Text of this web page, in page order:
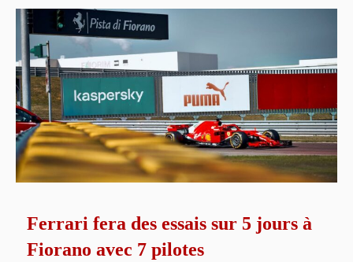
Ferrari fera des essais sur 5 jours à
Fiorano avec 7 pilotes